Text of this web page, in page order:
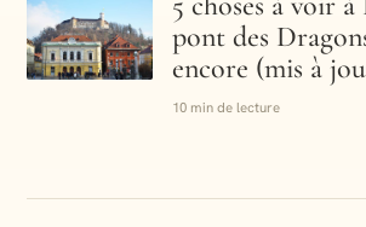
pont des
encore (mis à
10 min de lecture